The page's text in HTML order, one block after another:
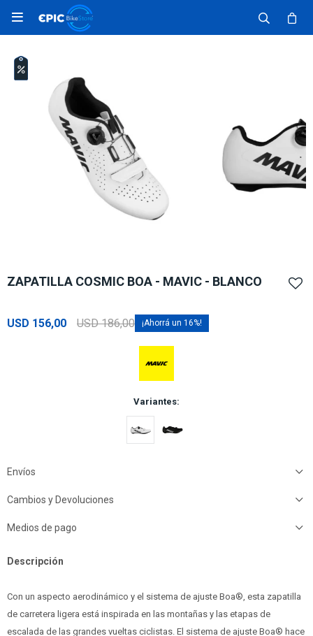

ZAPATILLA COSMIC BOA - MAVIC - BLANCO
USD 156,00 USD 186,00 16
Variantes:
Envíos
Cambios y Devoluciones
Medios de pago
Descripción
Con un aspecto aerodinámico y el sistema de ajuste Boa®, esta zapatilla
de carretera ligera está inspirada en las montañas y las etapas de
escalada de las grandes vueltas ciclistas. El sistema de ajuste Boa® hace